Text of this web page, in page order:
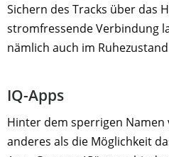
Sichern des Tracks über das
stromfressende Verbindung
nämlich auch im
IQ-Apps
Hinter dem sperrigen
anderes als die Möglichkeit